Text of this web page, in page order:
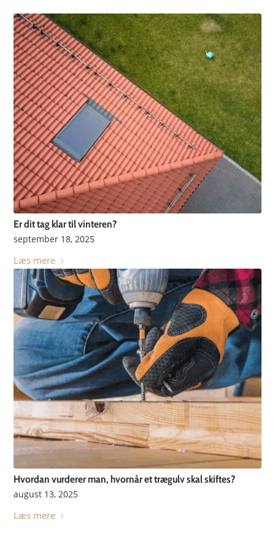
Er dit tag klar til vinteren?
september 18, 2025
Læs mere
Hvordan vurderer man, hvornår et trægulv skal skiftes?
august 13, 2025
Læs mere